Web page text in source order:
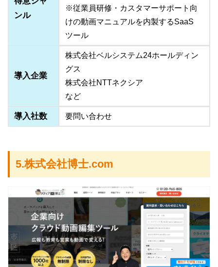
ンル
※従業員研修・カスタマーサポート向
けの動画マニュアルを内製するSaaS
ツール
導入企業
株式会社ベルシステム24ホールディン
グス
株式会社NTTネクシア
など
導入社数 要問い合わせ
5.株式会社博士.com